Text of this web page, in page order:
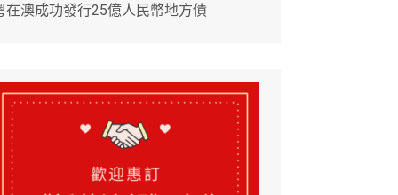
在澳成功發行25億人民幣地方債